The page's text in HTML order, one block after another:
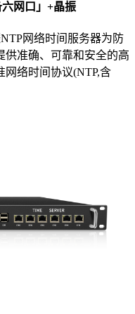
网口」+晶振
网络时间服务器为防
供准确、可靠和安全的高
络时间协议(NTP,含